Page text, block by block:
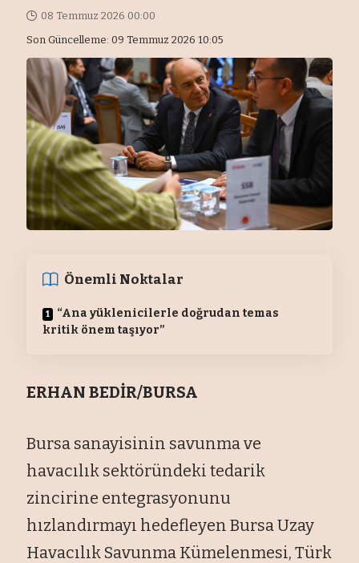
Son Güncelleme: 09 Temmuz 2026 10:05
08 Temmuz 2026 00:00
Önemli Noktalar
“Ana yüklenicilerle doğrudan temas
kritik önem taşıyor”
ERHAN BEDİR/BURSA
Bursa sanayisinin savunma ve
havacılık sektöründeki tedarik
zincirine entegrasyonunu
hızlandırmayı hedefleyen Bursa Uzay
Havacılık Savunma Kümelenmesi, Türk